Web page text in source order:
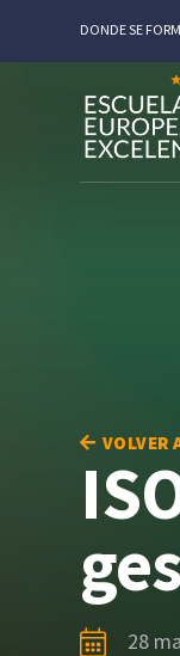
DONDE SE
VOLVER
28